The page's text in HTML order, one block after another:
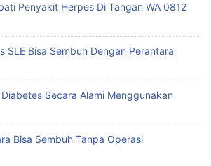
Penyakit Herpes Di Tangan WA 0812
SLE Bisa Sembuh Dengan Perantara
Secara Alami Menggunakan
Bisa Sembuh Tanpa Operasi